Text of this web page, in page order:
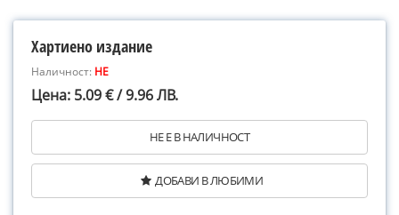
Хартиено издание
Наличност: НЕ
Цена: 5.09 € / 9.96 ЛВ.
НЕ Е В НАЛИЧНОСТ
ДОБАВИ В ЛЮБИМИ